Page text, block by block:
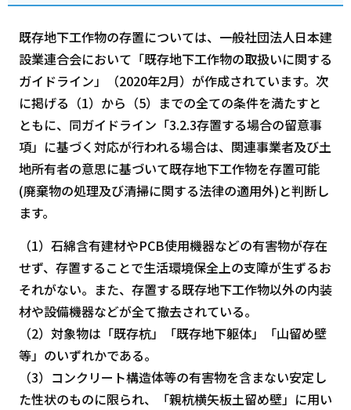
既存地下工作物の存置については、一般社団法人日本建
設業連合会において「既存地下工作物の取扱いに関する
ガイドライン」（2020年2月）が作成されています。次
に掲げる（1）から（5）までの全ての条件を満たすと
ともに、同ガイドライン「3.2.3存置する場合の留意事
項」に基づく対応が行われる場合は、関連事業者及び土
地所有者の意思に基づいて既存地下工作物を存置可能
(廃棄物の処理及び清掃に関する法律の適用外)と判断し
ます。
（1）石綿含有建材やPCB使用機器などの有害物が存在
せず、存置することで生活環境保全上の支障が生ずるお
それがない。また、存置する既存地下工作物以外の内装
材や設備機器などが全て撤去されている。
（2）対象物は「既存杭」「既存地下躯体」「山留め壁
等」のいずれかである。
（3）コンクリート構造体等の有害物を含まない安定し
た性状のものに限られ、「親杭横矢板土留め壁」に用い